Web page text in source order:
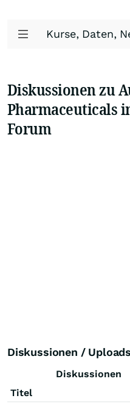
Kurse, Daten,
Diskussionen zu
Pharmaceuticals
Forum
Diskussionen / Uploads
Diskussionen
Titel